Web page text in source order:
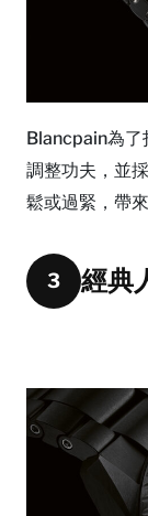
Blancpain為了
調整功夫，並
鬆或過緊，帶
3 經典